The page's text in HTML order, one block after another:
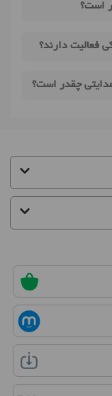
است؟
فعالیت دارند؟
چقدر است؟